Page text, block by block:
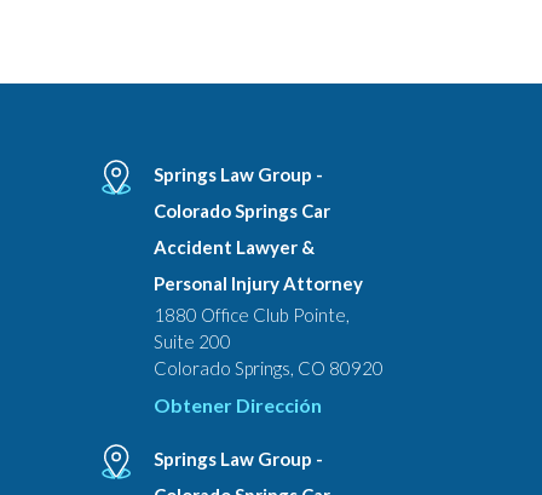
Springs Law Group -
Colorado Springs Car
Accident Lawyer &
Personal Injury Attorney
1880 Office Club Pointe,
Suite 200
Colorado Springs, CO 80920
Obtener Dirección
Springs Law Group -